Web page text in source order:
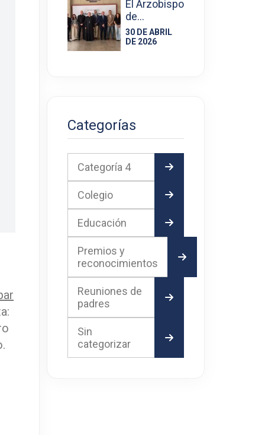
El Arzobispo
de…
30 DE ABRIL
DE 2026
Categorías
Categoría 4
Colegio
Educación
Premios y
reconocimientos
Reuniones de
padres
Sin
categorizar